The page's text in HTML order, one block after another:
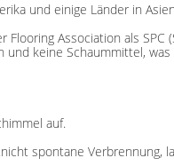
und einige Länder in
Association als SPC
und keine Schaummittel,
auf.
spontane Verbrennung,